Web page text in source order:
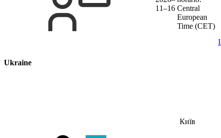
11–16 Central
European
Time (CET)
Ukraine
Київ